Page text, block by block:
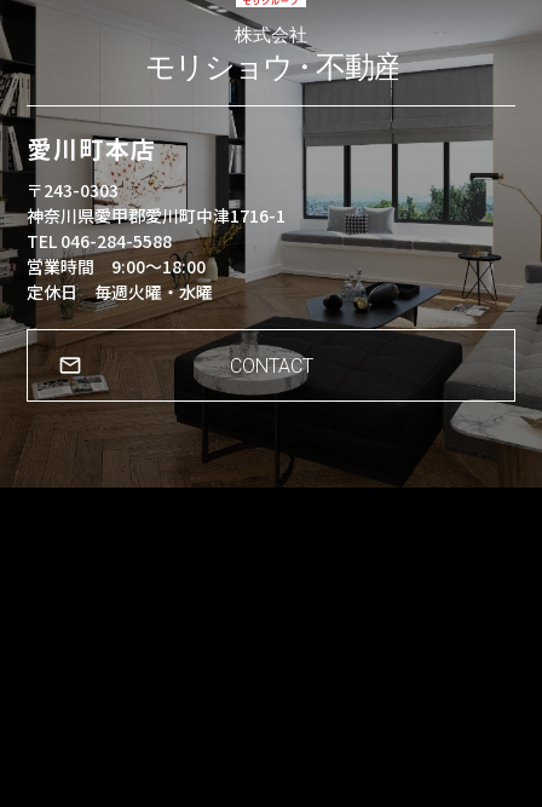
愛川町本店
〒243-0303
神奈川県愛甲郡愛川町中津1716-1
TEL 046-284-5588
営業時間 9:00～18:00
定休日 毎週火曜・水曜
CONTACT